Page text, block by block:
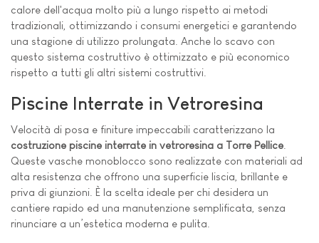
calore dell'acqua molto più a lungo rispetto ai metodi
tradizionali, ottimizzando i consumi energetici e garantendo
una stagione di utilizzo prolungata. Anche lo scavo con
questo sistema costruttivo è ottimizzato e più economico
rispetto a tutti gli altri sistemi costruttivi.
Piscine Interrate in Vetroresina
Velocità di posa e finiture impeccabili caratterizzano la
costruzione piscine interrate in vetroresina a Torre Pellice
Queste vasche monoblocco sono realizzate con materiali ad
alta resistenza che offrono una superficie liscia, brillante e
priva di giunzioni. È la scelta ideale per chi desidera un
cantiere rapido ed una manutenzione semplificata, senza
rinunciare a un’estetica moderna e pulita.